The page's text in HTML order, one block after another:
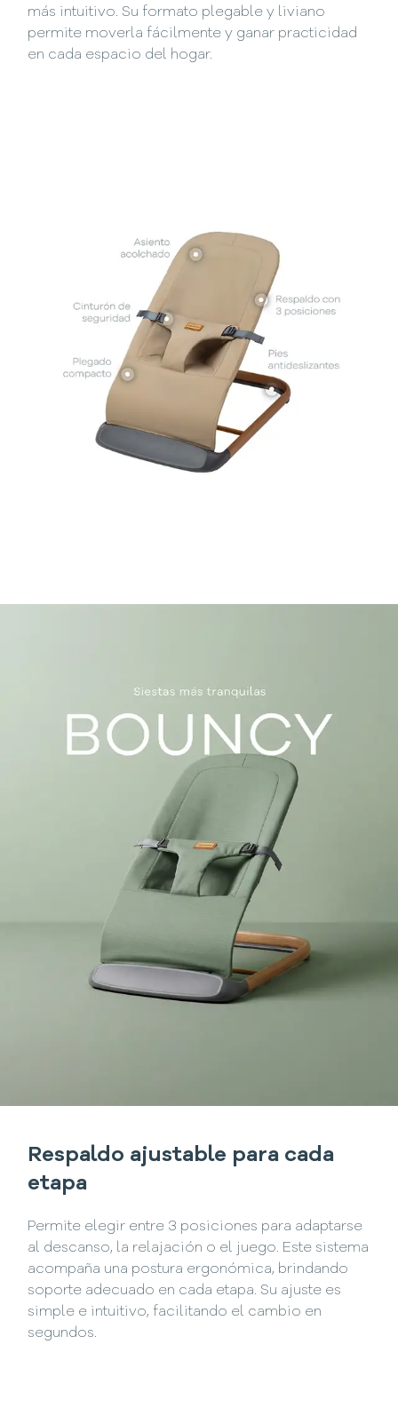
más intuitivo. Su formato plegable y liviano
permite moverla fácilmente y ganar practicidad
en cada espacio del hogar.
Respaldo ajustable para cada
etapa
Permite elegir entre 3 posiciones para adaptarse
al descanso, la relajación o el juego. Este sistema
acompaña una postura ergonómica, brindando
soporte adecuado en cada etapa. Su ajuste es
simple e intuitivo, facilitando el cambio en
segundos.